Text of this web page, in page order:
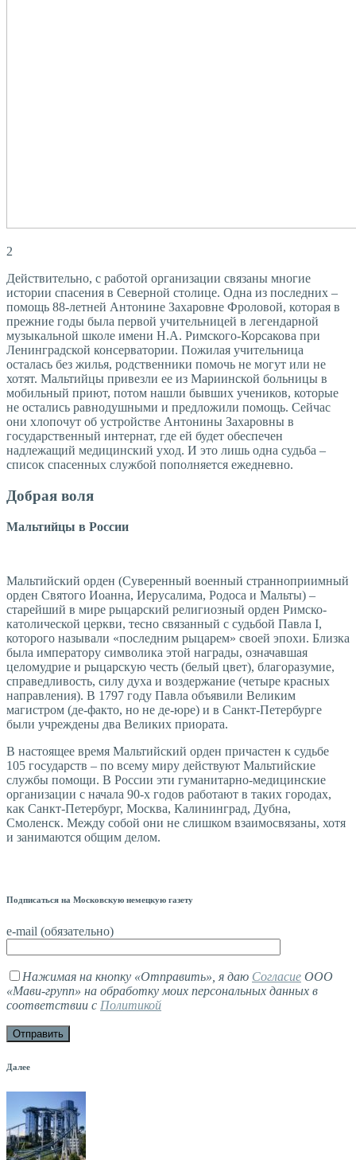
2
Действительно, с работой организации связаны многие
истории спасения в Северной столице. Одна из последних –
помощь 88-летней Антонине Захаровне Фроловой, которая в
прежние годы была первой учительницей в легендарной
музыкальной школе имени Н.А. Римского-Корсакова при
Ленинградской консерватории. Пожилая учительница
осталась без жилья, родственники помочь не могут или не
хотят. Мальтийцы привезли ее из Мариинской больницы в
мобильный приют, потом нашли бывших учеников, которые
не остались равнодушными и предложили помощь. Сейчас
они хлопочут об устройстве Антонины Захаровны в
государственный интернат, где ей будет обеспечен
надлежащий медицинский уход. И это лишь одна судьба –
список спасенных службой пополняется ежедневно.
Добрая воля
Мальтийцы в России
Мальтийский орден (Суверенный военный странноприимный
орден Святого Иоанна, Иерусалима, Родоса и Мальты) –
старейший в мире рыцарский религиозный орден Римско-
католической церкви, тесно связанный с судьбой Павла I,
которого называли «последним рыцарем» своей эпохи. Близка
была императору символика этой награды, означавшая
целомудрие и рыцарскую честь (белый цвет), благоразумие,
справедливость, силу духа и воздержание (четыре красных
направления). В 1797 году Павла объявили Великим
магистром (де-факто, но не де-юре) и в Санкт-Петербурге
были учреждены два Великих приората.
В настоящее время Мальтийский орден причастен к судьбе
105 государств – по всему миру действуют Мальтийские
службы помощи. В России эти гуманитарно-медицинские
организации с начала 90-х годов работают в таких городах,
как Санкт-Петербург, Москва, Калининград, Дубна,
Смоленск. Между собой они не слишком взаимосвязаны, хотя
и занимаются общим делом.
Подписаться на Московскую немецкую газету
e-mail (обязательно)
Нажимая на кнопку «Отправить», я даю Согласие ООО
«Мави-групп» на обработку моих персональных данных в
соответствии с Политикой
Далее